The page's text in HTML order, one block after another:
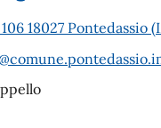
18027 Pontedassio